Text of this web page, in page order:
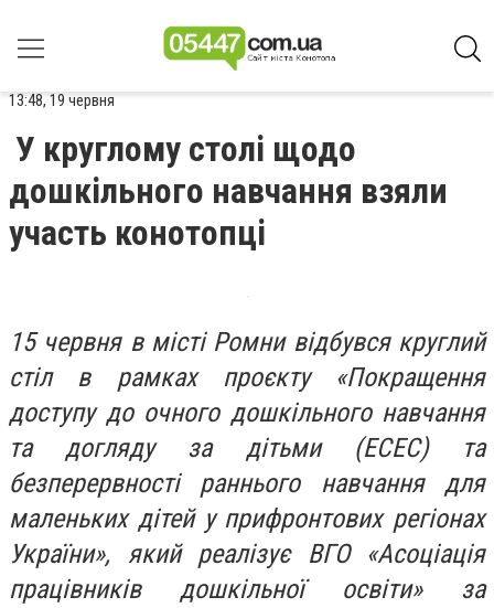
13:48, 19 червня
У круглому столі щодо
дошкільного навчання взяли
участь конотопці
15 червня в місті Ромни відбувся круглий
стіл в рамках проєкту «Покращення
доступу до очного дошкільного навчання
та догляду за дітьми (ECEC) та
безперервності раннього навчання для
маленьких дітей у прифронтових регіонах
України», який реалізує ВГО «Асоціація
працівників дошкільної освіти» за